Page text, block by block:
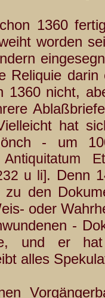
1360
worden
Reliquie
1360 nicht,
hat
- um
u li]. Denn
den
oder
-
und er
alles